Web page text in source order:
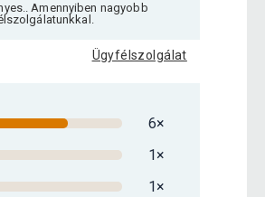
Amennyiben nagyobb
Ügyfélszolgálat
6×
1×
1×